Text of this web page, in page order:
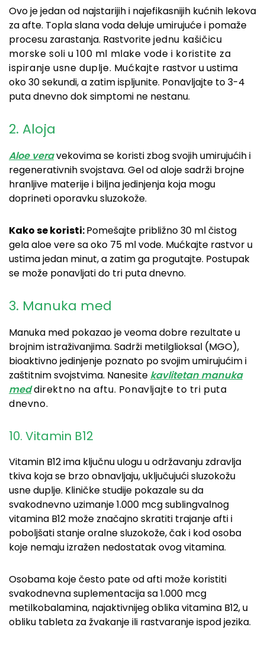
Ovo je jedan od najstarijih i najefikasnijih kućnih lekova
za afte. Topla slana voda deluje umirujuće i pomaže
procesu zarastanja. Rastvoritejednu kašičicu
morske soli u100 ml mlake vode i koristite za
ispiranje usne duplje. Mućkajte rastvor u ustima
oko 30 sekundi, a zatim ispljunite. Ponavljajte to 3-4
puta dnevno dok simptomi ne nestanu.
2. Aloja
Aloe veravekovima se koristi zbog svojih umirujućih i
regenerativnih svojstava. Gel od aloje sadrži brojne
hranljive materije i biljna jedinjenja koja mogu
doprineti oporavku sluzokože.
Kako se koristi:Pomešajte približno 30 ml čistog
gela aloe vere sa oko 75 ml vode. Mućkajte rastvor u
ustima jedan minut, a zatim ga progutajte. Postupak
se može ponavljati do tri puta dnevno.
3. Manuka med
Manuka med pokazao je veoma dobre rezultate u
brojnim istraživanjima. Sadrži metilglioksal (MGO),
bioaktivno jedinjenje poznato po svojim umirujućim i
zaštitnim svojstvima. Nanesite kavlitetan manuka
meddirektno na aftu. Ponavljajte to tri puta
dnevno.
10. Vitamin B12
Vitamin B12 ima ključnu ulogu u održavanju zdravlja
tkiva koja se brzo obnavljaju, uključujući sluzokožu
usne duplje. Kliničke studije pokazale su da
svakodnevno uzimanje 1.000 mcg sublingvalnog
vitamina B12 može značajno skratiti trajanje afti i
poboljšati stanje oralne sluzokože, čak i kod osoba
koje nemaju izražen nedostatak ovog vitamina.
Osobama koje često pate od afti može koristiti
svakodnevna suplementacija sa 1.000 mcg
metilkobalamina, najaktivnijeg oblika vitamina B12, u
obliku tableta za žvakanje ili rastvaranje ispod jezika.